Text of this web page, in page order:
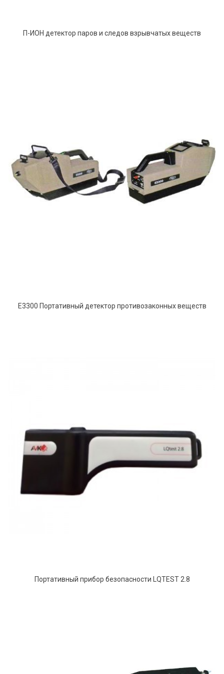
П-ИОН детектор паров и следов взрывчатых веществ
E3300 Портативный детектор противозаконных веществ
Портативный прибор безопасности LQTEST 2.8